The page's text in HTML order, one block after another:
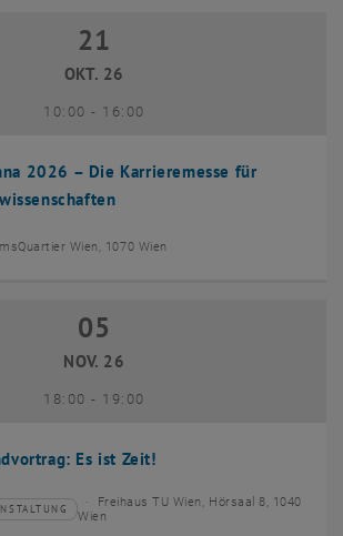
2026 – Die Karrieremesse für
21 Oktober 2026
21
OKT. 26
10:00- bis
16:00
Wien, 1070 Wien
Es ist Zeit!
05 November 2026
05
NOV. 26
18:00- bis
19:00
Freihaus TU Wien, Hörsaal 8, 1040
Wien